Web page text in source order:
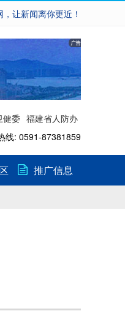
，让新闻离你更近！
健委 福建省人防办
: 0591-87381859
推广信息